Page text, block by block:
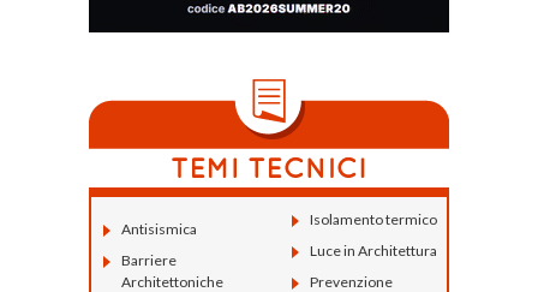
Antisismica
Barriere
Architettoniche
Isolamento termico
Luce in Architettura
Prevenzione